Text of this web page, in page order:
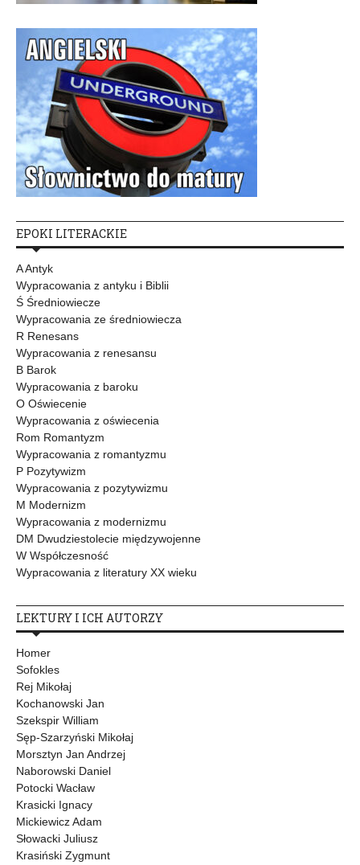
EPOKI LITERACKIE
A Antyk
Wypracowania z antyku i Biblii
Ś Średniowiecze
Wypracowania ze średniowiecza
R Renesans
Wypracowania z renesansu
B Barok
Wypracowania z baroku
O Oświecenie
Wypracowania z oświecenia
Rom Romantyzm
Wypracowania z romantyzmu
P Pozytywizm
Wypracowania z pozytywizmu
M Modernizm
Wypracowania z modernizmu
DM Dwudziestolecie międzywojenne
W Współczesność
Wypracowania z literatury XX wieku
LEKTURY I ICH AUTORZY
Homer
Sofokles
Rej Mikołaj
Kochanowski Jan
Szekspir William
Sęp-Szarzyński Mikołaj
Morsztyn Jan Andrzej
Naborowski Daniel
Potocki Wacław
Krasicki Ignacy
Mickiewicz Adam
Słowacki Juliusz
Krasiński Zygmunt